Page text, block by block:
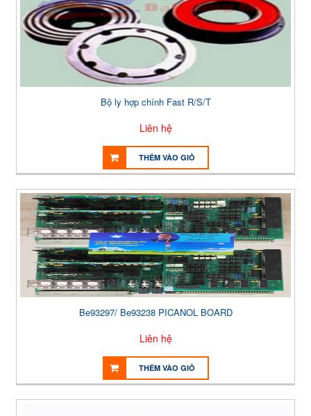
Bộ ly hợp chính Fast R/S/T
Liên hệ
THÊM VÀO GIỎ
Be93297/ Be93238 PICANOL BOARD
Liên hệ
THÊM VÀO GIỎ